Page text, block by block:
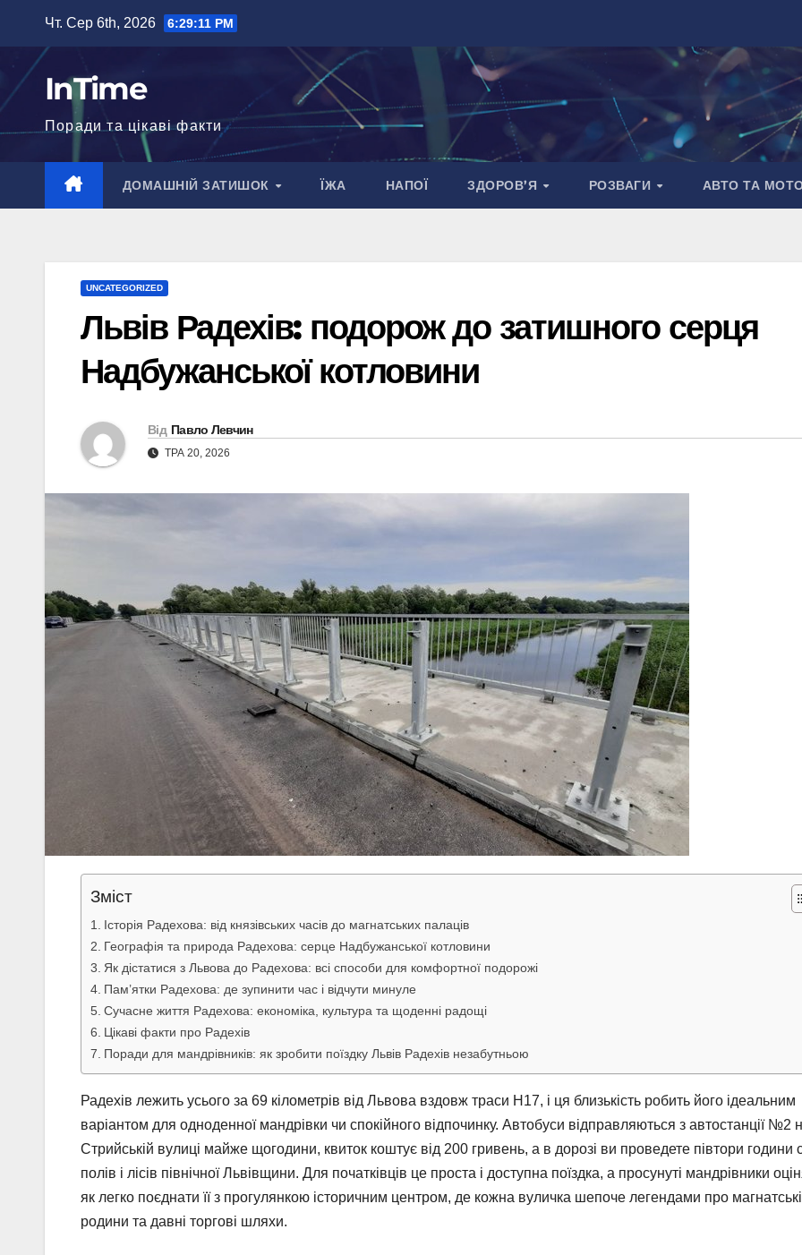
вмісту
Чт. Сер 6th, 2026 6:29:11 PM
InTime
Поради та цікаві факти
ДОМАШНІЙ ЗАТИШОК ЇЖА НАПОЇ ЗДОРОВ’Я РОЗВАГИ АВТО ТА
UNCATEGORIZED
Львів Радехів: подорож до затишного серця
Надбужанської котловини
Від Павло Левчин
ТРА 20, 2026
Зміст
Історія Радехова: від князівських часів до магнатських палаців
Географія та природа Радехова: серце Надбужанської котловини
Як дістатися з Львова до Радехова: всі способи для комфортної подорожі
Пам’ятки Радехова: де зупинити час і відчути минуле
Сучасне життя Радехова: економіка, культура та щоденні радощі
Цікаві факти про Радехів
Поради для мандрівників: як зробити поїздку Львів Радехів незабутньою
Радехів лежить усього за 69 кілометрів від Львова вздовж траси Н17, і ця близькість робить його ідеальним
варіантом для одноденної мандрівки чи спокійного відпочинку. Автобуси відправляються з автостанції №2
Стрийській вулиці майже щогодини, квиток коштує від 200 гривень, а в дорозі ви проведете півтори години
полів і лісів північної Львівщини. Для початківців це проста і доступна поїздка, а просунуті мандрівники
як легко поєднати її з прогулянкою історичним центром, де кожна вуличка шепоче легендами про магнатські
родини та давні торгові шляхи.